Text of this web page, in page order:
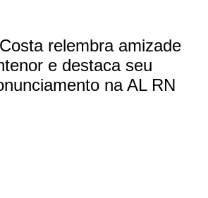
relembra amizade
e destaca seu
na AL RN